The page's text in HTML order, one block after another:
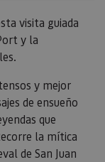
visita guiada
y la
y mejor
de ensueño
que
la mítica
de San Juan